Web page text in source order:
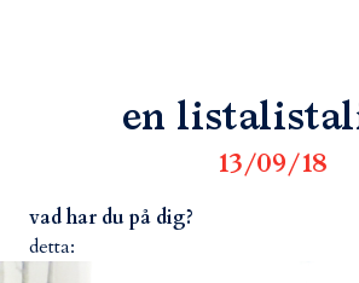
en
13/09/18
vad har du på dig?
detta: